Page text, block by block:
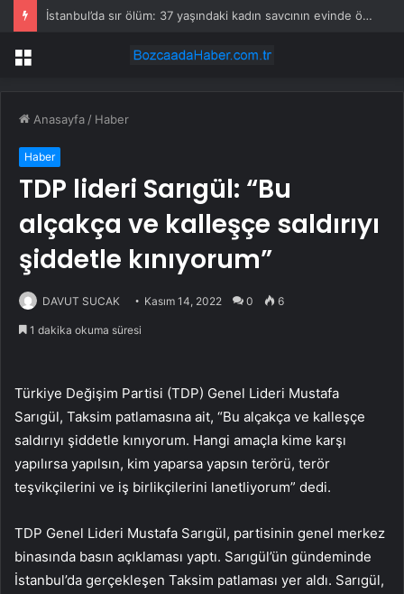
İstanbul’da sır ölüm: 37 yaşındaki kadın savcının evinde ölü bulundu!
Menü
Anasayfa / Haber
Haber
TDP lideri Sarıgül: “Bu
alçakça ve kalleşçe saldırıyı
şiddetle kınıyorum”
DAVUT SUCAK Kasım 14, 2022 0 6
1 dakika okuma süresi
Türkiye Değişim Partisi (TDP) Genel Lideri Mustafa
Sarıgül, Taksim patlamasına ait, “Bu alçakça ve kalleşçe
saldırıyı şiddetle kınıyorum. Hangi amaçla kime karşı
yapılırsa yapılsın, kim yaparsa yapsın terörü, terör
teşvikçilerini ve iş birlikçilerini lanetliyorum” dedi.
TDP Genel Lideri Mustafa Sarıgül, partisinin genel merkez
binasında basın açıklaması yaptı. Sarıgül’ün gündeminde
İstanbul’da gerçekleşen Taksim patlaması yer aldı. Sarıgül,